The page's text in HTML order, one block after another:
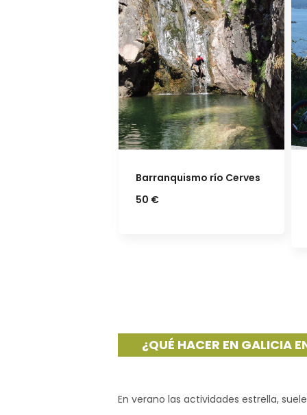
Bicicleta en la Isla de
¿QUÉ HACER EN GALICIA
En verano las actividades estrella,